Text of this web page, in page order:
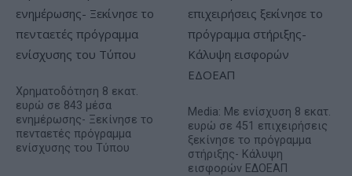
Χρηματοδότηση 8 εκατ.
ευρώ σε 843 μέσα
ενημέρωσης- Ξεκίνησε το
πενταετές πρόγραμμα
ενίσχυσης του Τύπου
Media: Με ενίσχυση 8 εκατ.
ευρώ σε 451 επιχειρήσεις
ξεκίνησε το πρόγραμμα
στήριξης- Κάλυψη
εισφορών ΕΔΟΕΑΠ